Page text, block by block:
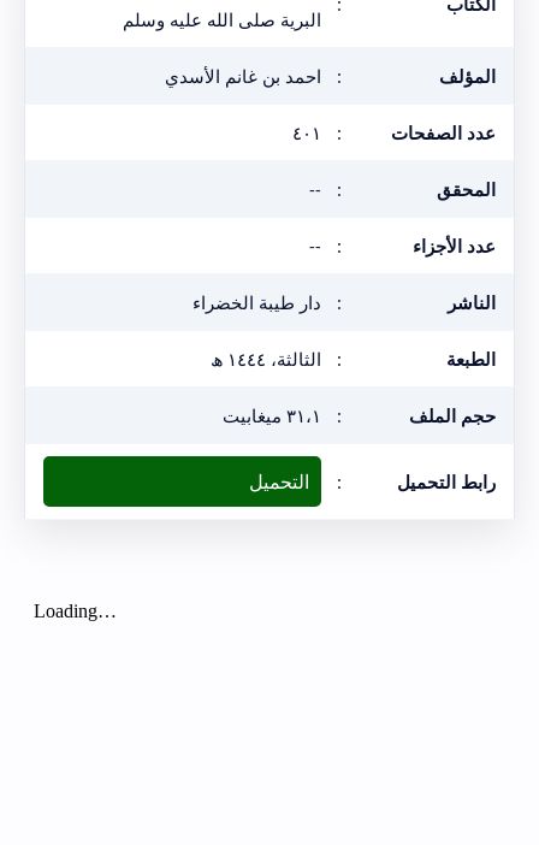
البرية صلى الله عليه وسلم
المؤلف : احمد بن غانم الأسدي
عدد الصفحات : ٤٠١
المحقق :
--
عدد الأجزاء :
--
الناشر : دار طيبة الخضراء
الطبعة : الثالثة، ١٤٤٤ ھ
حجم الملف : ٣١،١ ميغابيت
رابط التحميل : التحميل